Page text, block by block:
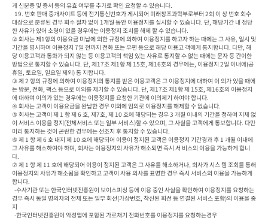
게 신분증 및 증서 등의 유효 여부를 추가로 확인 요청할 수 있습니다.
대상으로 분류된 경우 회수 절차 없이 1개월 동안 이용정지를 실시할 수 있습니다. 단, 해당기간 내 정당
한 사유가 있어 소명이 있을 경우에는 이용정지 조치를 해제 할 수 있습니다.
② 회사는 제1항의 이용요금 미납에 의한 규정에 의하여 이용정지를 하고자 하는 때에는 그 사유, 일시 및
기간을 명시하여 이용정지 7일 전까지 전화 또는 우편 등으로 해당 이용고 객에게 통지합니다. 다만, 해
당 이용고객과 통화가 되지 않는 등 이용고객의 책임 있는 사유로 통지할 수 없는 때에는 문자 등 간이한
방법으로 통지할 수 있습니다. 단, 제17조 제1항 제 15호, 제16호의 경우에는, 이용정지 2일 이내에(공
휴일, 토요일, 일요일 제외) 통 지합니다.
③ 제 2 항의 규정에 의하여 이용정지의 통지를 받은 이용고객은 그 이용정지에 대하여 이 의가 있을 때에
는 방문, 전화, 팩스 등으로 이의를 제기할 수 있습니다. 단, 제17조 제1항 제 15호, 제16호의 이용정지
에 대하여 이의가 있는 경우에는 이용정지를 요청한 기관에 이의제기 하여야 합니다.
④ 회사는 고객이 이용요금을 완납한 경우 이외에 임의로 이용정지를 해제할 수 없습니다.
⑤ 회사는 고객이 제 1 항 제 6 호, 제7호, 제 10 호에 해당되는 경우 3 개월 이내의 기간을 정하여 지체 없
이 서비스 이용을 정지(전체서비스 또는 일부 서비스)할 수 있으며, 그 사실을 고객에게 통보합니다. 다만
미리 통지하는 것이 곤란한 경우에는 선조치 후 통지할 수 있습니다.
⑥ 제 1 항 제 6 호 내지 제 10 호에 해당되어 이용이 정지된 고객은 이용정지 기간경과 후 1 개월 이내에
그 사유를 해소하여야 하며, 회사는 이용정지의 사유가 해소되면 즉시 서 비스의 이용을 가능하게 합니
다.
⑦ 제 1 항 제 11 호에 해당되어 이용이 정지된 고객은 그 사유를 해소하거나, 회사가 시스 템 조회를 통해
이용정지의 사유가 해소됨을 확인하고 고객이 사용 의사를 표명한 경우 즉시 서비스의 이용을 가능하게
합니다.
경우 즉시 동일 명의자의 전체 또는 일부 회선(가상번호, 착신된 회선 등 연결된 서비스 포함)의 이용을 중
지